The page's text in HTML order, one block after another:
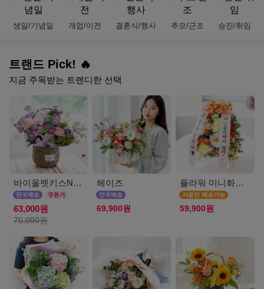
플랜테리어
수국
1
생일
생일/기념일 개업/이전 결혼식/행사 추모/근조 승진/취임
트랜드 Pick! 🔥
지금 주목받는 트렌디한 선택
바이올렛키스NEW
63,000원
70,000원
헤이즈
69,900원
플라워 미니화환 A(서울)
59,900원